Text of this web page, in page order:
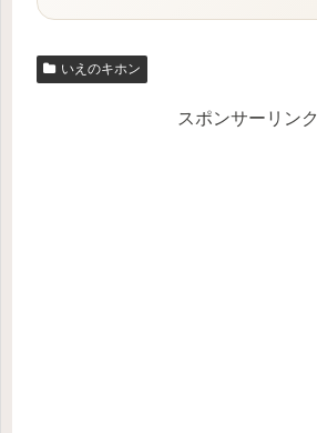
いえのキホン
スポンサーリンク